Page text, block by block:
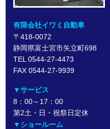
有限会社イワミ自動車
〒418-0072
静岡県富士宮市矢立町698
TEL 0544-27-4473
FAX 0544-27-9939
▼サービス
8：00～17：00
第2土・日・祝祭日定休
▼ショールーム